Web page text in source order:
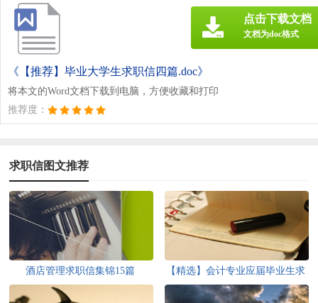
《【推荐】毕业大学生求职信四篇.doc》
将本文的Word文档下载到电脑，方便收藏和打印
推荐度：
点击下载文档
文档为doc格式
求职信图文推荐
酒店管理求职信集锦15篇
【精选】会计专业应届毕业生求
职信四篇